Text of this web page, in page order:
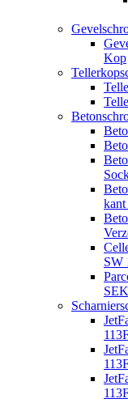
Kop
SW